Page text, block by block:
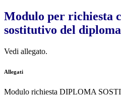
Modulo per richiesta
sostitutivo del
Vedi allegato.
Allegati
Modulo richiesta DIPLOMA